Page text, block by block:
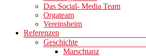
Das Social- Media Team
Orgateam
Vereinsheim
Referenzen
Geschichte
Marschtanz